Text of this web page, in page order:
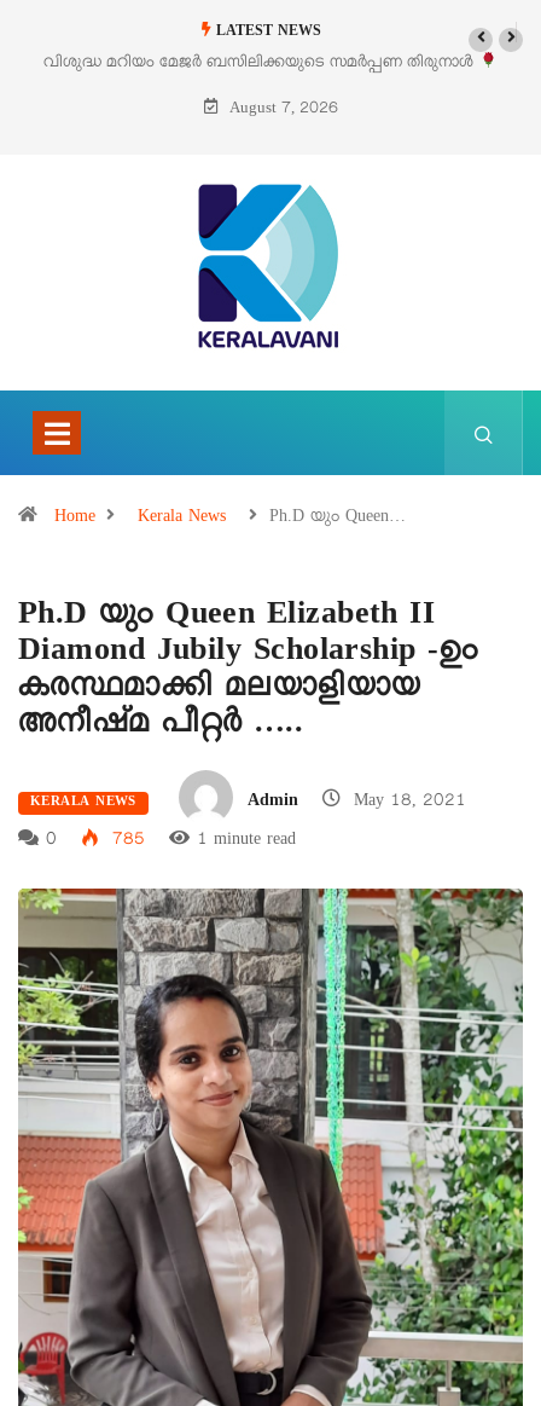
LATEST NEWS
‘പെറ്റൽസ്’ ലൈഫ് സ്റ്റൈൽ എക്സിബിഷനും സെയിലും
പെരുമാനൂരിൽ
August 7, 2026
Home Kerala News Ph.D യും Queen…
Ph.D യും Queen Elizabeth II
Diamond Jubily Scholarship -ഉം
കരസ്ഥമാക്കി മലയാളിയായ
അനീഷ്മ പീറ്റർ …..
KERALA NEWS Admin
May 18, 2021
0
785 1 minute read